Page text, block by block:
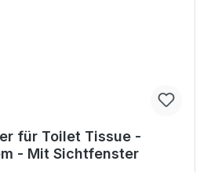
für Toilet Tissue -
- Mit Sichtfenster